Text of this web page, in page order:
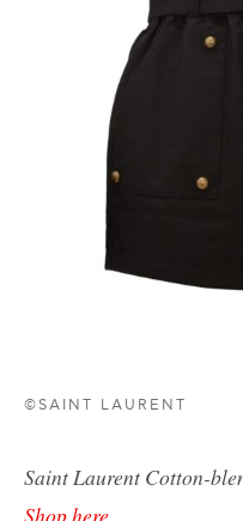
©SAINT LAURENT
Saint Laurent Cotton-
Shop here